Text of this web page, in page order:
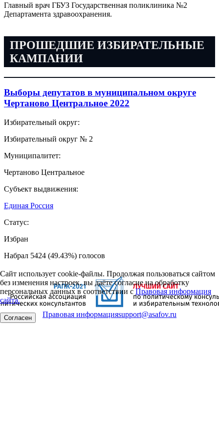
Главный врач ГБУЗ Государственная поликлиника №2
Департамента здравоохранения.
ПРОШЕДШИЕ ИЗБИРАТЕЛЬНЫЕ
КАМПАНИИ
Выборы депутатов в муниципальном округе
Чертаново Центральное 2022
Избирательный округ:
Избирательный округ № 2
Муниципалитет:
Чертаново Центральное
Субъект выдвижения:
Единая Россия
Статус:
Избран
Набрал 5424 (49.43%) голосов
Сайт использует cookie-файлы. Продолжая пользоваться сайтом
без изменения настроек, вы даёте согласие на обработку
персональных данных в соответствии сПравовая информация
сайта.
Согласен Правовая информацияsupport@asafov.ru